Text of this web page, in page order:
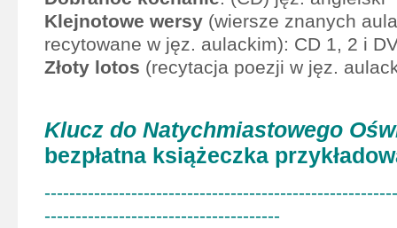
Klejnotowe wersy(wiersze znanych
recytowane w jęz. aulackim): CD 1, 2 i
Złoty lotos (recytacja poezji w jęz.
Klucz do Natychmiastowego
bezpłatna książeczka
--------------------------------------